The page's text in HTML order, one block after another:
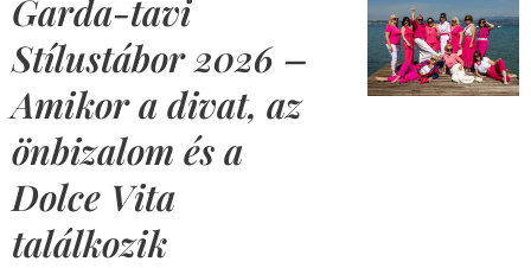
Garda-tavi
Stílustábor 2026 –
Amikor a divat, az
önbizalom és a
Dolce Vita
találkozik